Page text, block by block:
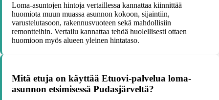
Loma-asuntojen hintoja vertaillessa kannattaa kiinnittää
huomiota muun muassa asunnon kokoon, sijaintiin,
varustelutasoon, rakennusvuoteen sekä mahdollisiin
remontteihin. Vertailu kannattaa tehdä huolellisesti ottaen
huomioon myös alueen yleinen hintataso.
Mitä etuja on käyttää Etuovi-palvelua loma-
asunnon etsimisessä Pudasjärveltä?